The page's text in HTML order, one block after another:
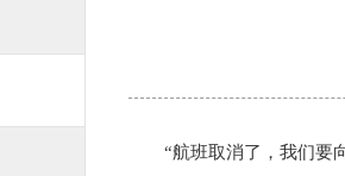
“航班取消了，我们要